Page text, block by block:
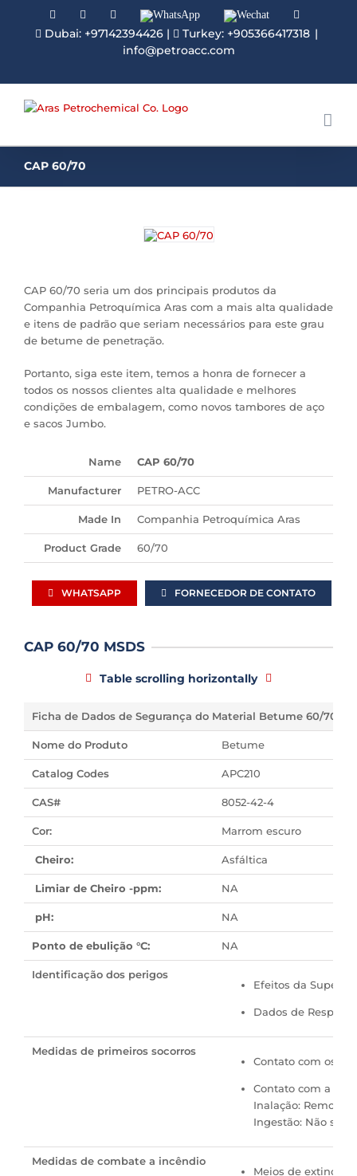
FacebookLinkedinInstagramWhatsApp Wechat
Dubai: +97142394426| Turkey: +905366417318 |
info@petroacc.com
CAP 60/70
CAP 60/70 seria um dos principais produtos da
Companhia Petroquímica Aras com a mais alta qualidade
e itens de padrão que seriam necessários para este grau
de betume de penetração.
Portanto, siga este item, temos a honra de fornecer a
todos os nossos clientes alta qualidade e melhores
condições de embalagem, como novos tambores de aço
e sacos Jumbo.
Name CAP 60/70
Manufacturer PETRO-ACC
Made In Companhia Petroquímica Aras
Product Grade 60/70
WHATSAPP FORNECEDOR DE CONTATO
CAP 60/70 MSDS
Table scrolling horizontally
Ficha de Dados de Segurança do Material Betume 60/70
Nome do Produto Betume
Catalog Codes APC210
CAS# 8052-42-4
Cor: Marrom escuro
Cheiro: Asfáltica
Limiar de Cheiro -ppm: NA
pH: NA
Ponto de ebulição °C: NA
Identificação dos perigos
Efeitos da
Dados de
Medidas de primeiros socorros
Contato com os
Contato com a
Inalação: Remova
Ingestão: Não se
Medidas de combate a incêndio
Meios de